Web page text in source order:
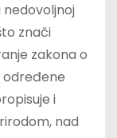
nedovoljnoj
znači
zakona o
određene
i
nad